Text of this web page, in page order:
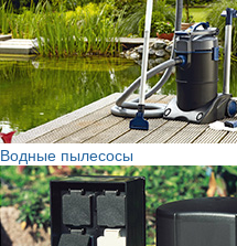
Водные пылесосы